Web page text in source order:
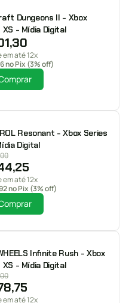
Dungeons II - Xbox
XS - Mídia Digital
em até 12x
no Pix (3% off)
Resonant - Xbox Series
Digital
em até 12x
no Pix (3% off)
Infinite Rush - Xbox
XS - Mídia Digital
em até 12x